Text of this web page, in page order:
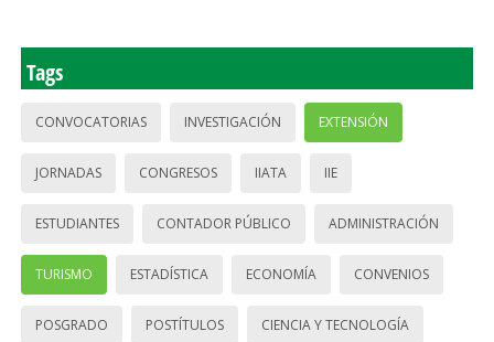
Tags
CONVOCATORIAS INVESTIGACIÓN EXTENSIÓN
JORNADAS CONGRESOS IIATA IIE
ESTUDIANTES CONTADOR PÚBLICO ADMINISTRACIÓN
TURISMO ESTADÍSTICA ECONOMÍA CONVENIOS
POSGRADO POSTÍTULOS CIENCIA Y TECNOLOGÍA